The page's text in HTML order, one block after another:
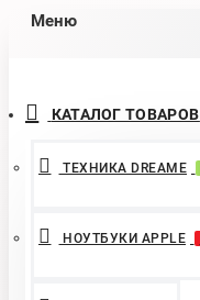
Меню
КАТАЛОГ ТОВАРОВ
ТЕХНИКА DREAME
НОУТБУКИ APPLE